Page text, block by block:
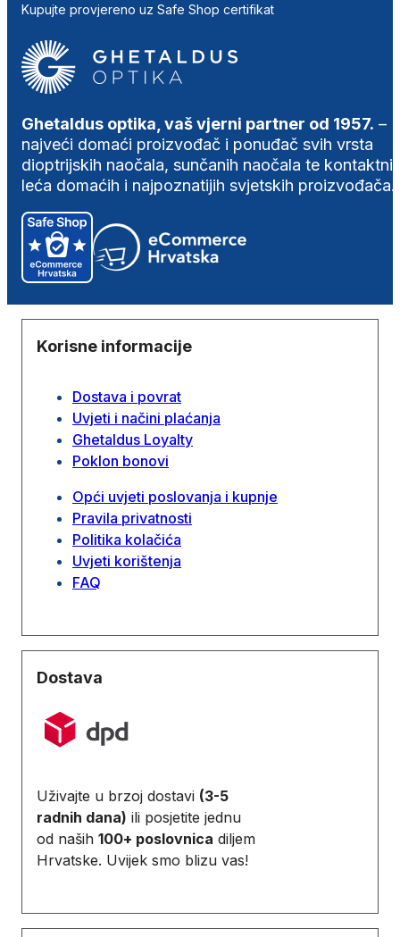
Kupujte provjereno uz Safe Shop certifikat
Ghetaldus optika, vaš vjerni partner od 1957. –
najveći domaći proizvođač i ponuđač svih vrsta
dioptrijskih naočala, sunčanih naočala te
leća domaćih i najpoznatijih svjetskih proizvođača.
Korisne informacije
Dostava i povrat
Uvjeti i načini plaćanja
Ghetaldus Loyalty
Poklon bonovi
Opći uvjeti poslovanja i kupnje
Pravila privatnosti
Politika kolačića
Uvjeti korištenja
FAQ
Dostava
Uživajte u brzoj dostavi (3-5
radnih dana) ili posjetite jednu
od naših 100+ poslovnica diljem
Hrvatske. Uvijek smo blizu vas!